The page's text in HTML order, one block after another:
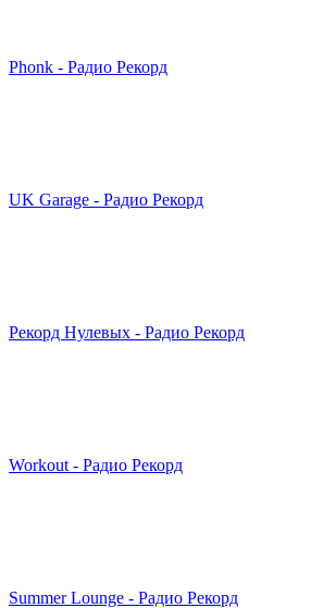
Phonk - Радио Рекорд
UK Garage - Радио Рекорд
Рекорд Нулевых - Радио Рекорд
Workout - Радио Рекорд
Summer Lounge - Радио Рекорд